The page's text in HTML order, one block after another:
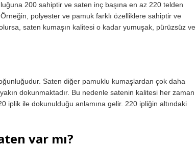
200 sahiptir ve saten inç başına en az 220 telden
polyester ve pamuk farklı özelliklere sahiptir ve
saten kumaşın kalitesi o kadar yumuşak, pürüzsüz ve
Saten diğer pamuklu kumaşlardan çok daha
dokunmaktadır. Bu nedenle satenin kalitesi her zaman
iplik ile dokunulduğu anlamına gelir. 220 ipliğin altındaki
var mı?